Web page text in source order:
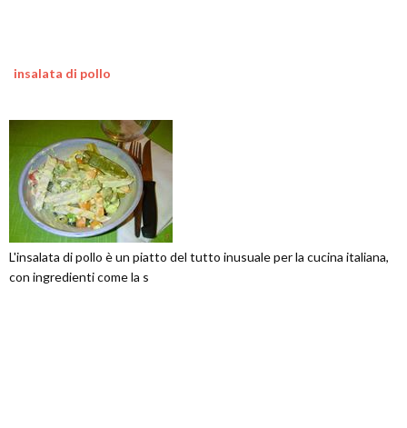
insalata di pollo
L'insalata di pollo è un piatto del tutto inusuale per la cucina italiana,
con ingredienti come la s